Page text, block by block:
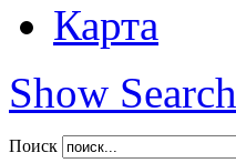
Карта
Show Search
Поиск